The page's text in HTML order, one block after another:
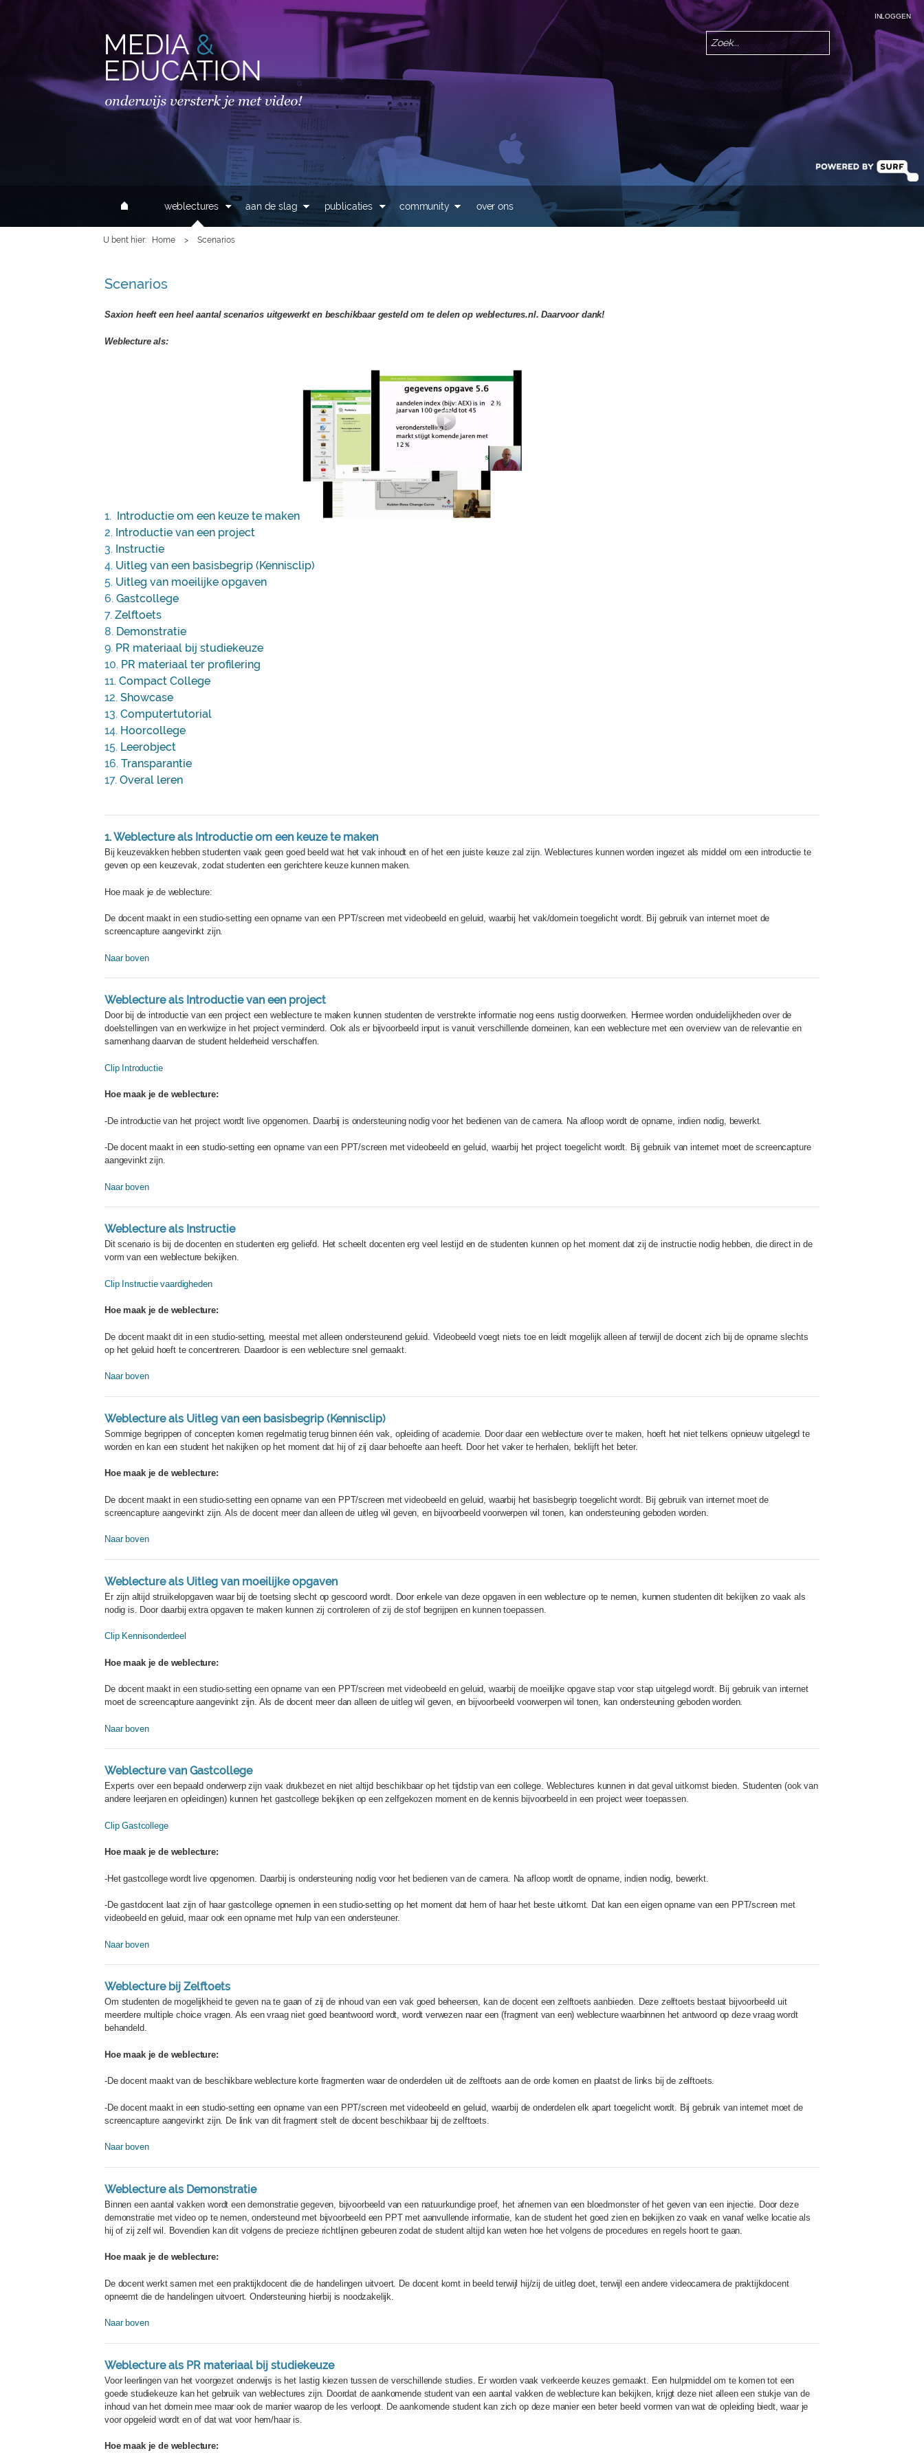
weblectures aan de slag publicaties community over ons
Zoekveld
Zoeken
INLOGGEN
U bent hier Home > Scenarios
Scenarios
Saxion heeft een heel aantal scenarios uitgewerkt en beschikbaar gesteld om te delen op weblectures.nl. Daarvoor dank!
Weblecture als:
1. Introductie om een keuze te maken
2. Introductie van een project
3. Instructie
4. Uitleg van een basisbegrip (Kennisclip)
5. Uitleg van moeilijke opgaven
6. Gastcollege
7. Zelftoets
8. Demonstratie
9. PR materiaal bij studiekeuze
10. PR materiaal ter profilering
11. Compact College
12. Showcase
13. Computertutorial
14. Hoorcollege
15. Leerobject
16. Transparantie
17. Overal leren
1. Weblecture als Introductie om een keuze te maken
Bij keuzevakken hebben studenten vaak geen goed beeld wat het vak inhoudt en of het een juiste keuze zal zijn. Weblectures kunnen worden ingezet als middel om een introductie te
geven op een keuzevak, zodat studenten een gerichtere keuze kunnen maken.
Hoe maak je de weblecture:
De docent maakt in een studio-setting een opname van een PPT/screen met videobeeld en geluid, waarbij het vak/domein toegelicht wordt. Bij gebruik van internet moet de
screencapture aangevinkt zijn.
Naar boven
Weblecture als Introductie van een project
Door bij de introductie van een project een weblecture te maken kunnen studenten de verstrekte informatie nog eens rustig doorwerken. Hiermee worden onduidelijkheden over de
doelstellingen van en werkwijze in het project verminderd. Ook als er bijvoorbeeld input is vanuit verschillende domeinen, kan een weblecture met een overview van de relevantie en
samenhang daarvan de student helderheid verschaffen.
Clip Introductie
Hoe maak je de weblecture:
-De introductie van het project wordt live opgenomen. Daarbij is ondersteuning nodig voor het bedienen van de camera. Na afloop wordt de opname, indien nodig, bewerkt.
-De docent maakt in een studio-setting een opname van een PPT/screen met videobeeld en geluid, waarbij het project toegelicht wordt. Bij gebruik van internet moet de screencapture
aangevinkt zijn.
Naar boven
Weblecture als Instructie
Dit scenario is bij de docenten en studenten erg geliefd. Het scheelt docenten erg veel lestijd en de studenten kunnen op het moment dat zij de instructie nodig hebben, die direct in de
vorm van een weblecture bekijken.
Clip Instructie vaardigheden
Hoe maak je de weblecture:
De docent maakt dit in een studio-setting, meestal met alleen ondersteunend geluid. Videobeeld voegt niets toe en leidt mogelijk alleen af terwijl de docent zich bij de opname slechts
op het geluid hoeft te concentreren. Daardoor is een weblecture snel gemaakt.
Naar boven
Weblecture als Uitleg van een basisbegrip (Kennisclip)
Sommige begrippen of concepten komen regelmatig terug binnen één vak, opleiding of academie. Door daar een weblecture over te maken, hoeft het niet telkens opnieuw uitgelegd te
worden en kan een student het nakijken op het moment dat hij of zij daar behoefte aan heeft. Door het vaker te herhalen, beklijft het beter.
Hoe maak je de weblecture:
De docent maakt in een studio-setting een opname van een PPT/screen met videobeeld en geluid, waarbij het basisbegrip toegelicht wordt. Bij gebruik van internet moet de
screencapture aangevinkt zijn. Als de docent meer dan alleen de uitleg wil geven, en bijvoorbeeld voorwerpen wil tonen, kan ondersteuning geboden worden.
Naar boven
Weblecture als Uitleg van moeilijke opgaven
Er zijn altijd struikelopgaven waar bij de toetsing slecht op gescoord wordt. Door enkele van deze opgaven in een weblecture op te nemen, kunnen studenten dit bekijken zo vaak als
nodig is. Door daarbij extra opgaven te maken kunnen zij controleren of zij de stof begrijpen en kunnen toepassen.
Clip Kennisonderdeel
Hoe maak je de weblecture:
De docent maakt in een studio-setting een opname van een PPT/screen met videobeeld en geluid, waarbij de moeilijke opgave stap voor stap uitgelegd wordt. Bij gebruik van internet
moet de screencapture aangevinkt zijn. Als de docent meer dan alleen de uitleg wil geven, en bijvoorbeeld voorwerpen wil tonen, kan ondersteuning geboden worden.
Naar boven
Weblecture van Gastcollege
Experts over een bepaald onderwerp zijn vaak drukbezet en niet altijd beschikbaar op het tijdstip van een college. Weblectures kunnen in dat geval uitkomst bieden. Studenten (ook van
andere leerjaren en opleidingen) kunnen het gastcollege bekijken op een zelfgekozen moment en de kennis bijvoorbeeld in een project weer toepassen.
Clip Gastcollege
Hoe maak je de weblecture:
-Het gastcollege wordt live opgenomen. Daarbij is ondersteuning nodig voor het bedienen van de camera. Na afloop wordt de opname, indien nodig, bewerkt.
-De gastdocent laat zijn of haar gastcollege opnemen in een studio-setting op het moment dat hem of haar het beste uitkomt. Dat kan een eigen opname van een PPT/screen met
videobeeld en geluid, maar ook een opname met hulp van een ondersteuner.
Naar boven
Weblecture bij Zelftoets
Om studenten de mogelijkheid te geven na te gaan of zij de inhoud van een vak goed beheersen, kan de docent een zelftoets aanbieden. Deze zelftoets bestaat bijvoorbeeld uit
meerdere multiple choice vragen. Als een vraag niet goed beantwoord wordt, wordt verwezen naar een (fragment van een) weblecture waarbinnen het antwoord op deze vraag wordt
behandeld.
Hoe maak je de weblecture:
-De docent maakt van de beschikbare weblecture korte fragmenten waar de onderdelen uit de zelftoets aan de orde komen en plaatst de links bij de zelftoets.
-De docent maakt in een studio-setting een opname van een PPT/screen met videobeeld en geluid, waarbij de onderdelen elk apart toegelicht wordt. Bij gebruik van internet moet de
screencapture aangevinkt zijn. De link van dit fragment stelt de docent beschikbaar bij de zelftoets.
Naar boven
Weblecture als Demonstratie
Binnen een aantal vakken wordt een demonstratie gegeven, bijvoorbeeld van een natuurkundige proef, het afnemen van een bloedmonster of het geven van een injectie. Door deze
demonstratie met video op te nemen, ondersteund met bijvoorbeeld een PPT met aanvullende informatie, kan de student het goed zien en bekijken zo vaak en vanaf welke locatie als
hij of zij zelf wil. Bovendien kan dit volgens de precieze richtlijnen gebeuren zodat de student altijd kan weten hoe het volgens de procedures en regels hoort te gaan.
Hoe maak je de weblecture:
De docent werkt samen met een praktijkdocent die de handelingen uitvoert. De docent komt in beeld terwijl hij/zij de uitleg doet, terwijl een andere videocamera de praktijkdocent
opneemt die de handelingen uitvoert. Ondersteuning hierbij is noodzakelijk.
Naar boven
Weblecture als PR materiaal bij studiekeuze
Voor leerlingen van het voorgezet onderwijs is het lastig kiezen tussen de verschillende studies. Er worden vaak verkeerde keuzes gemaakt. Een hulpmiddel om te komen tot een
goede studiekeuze kan het gebruik van weblectures zijn. Doordat de aankomende student van een aantal vakken de weblecture kan bekijken, krijgt deze niet alleen een stukje van de
inhoud van het domein mee maar ook de manier waarop de les verloopt. De aankomende student kan zich op deze manier een beter beeld vormen van wat de opleiding biedt, waar je
voor opgeleid wordt en of dat wat voor hem/haar is.
Hoe maak je de weblecture: